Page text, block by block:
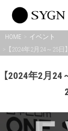
content
HOME
イベント
【2024年2月24～25
【2024年2月